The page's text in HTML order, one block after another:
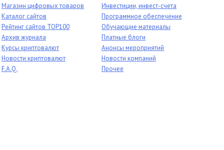
Магазин цифровых товаров
Каталог сайтов
Рейтинг сайтов TOP100
Архив журнала
Курсы криптовалют
Новости криптовалют
F.A.Q.
Инвестиции, инвест-счета
Программное обеспечение
Обучающие материалы
Платные блоги
Анонсы мероприятий
Новости компаний
Прочее